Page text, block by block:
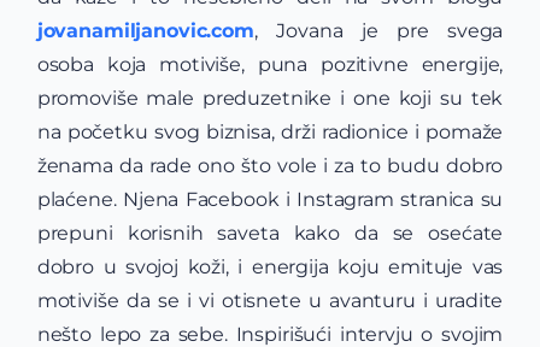
jovanamiljanovic.com, Jovana je pre svega
osoba koja motiviše, puna pozitivne energije,
promoviše male preduzetnike i one koji su tek
na početku svog biznisa, drži radionice i pomaže
ženama da rade ono što vole i za to budu dobro
plaćene. Njena Facebook i Instagram stranica su
prepuni korisnih saveta kako da se osećate
dobro u svojoj koži, i energija koju emituje vas
motiviše da se i vi otisnete u avanturu i uradite
nešto lepo za sebe. Inspirišući intervju o svojim